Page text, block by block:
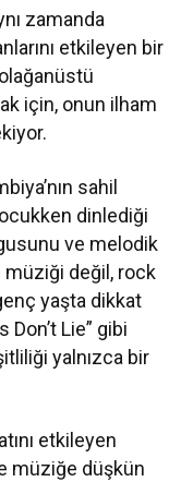
zamanda
etkileyen bir
için, onun ilham
sahil
dinlediği
ve melodik
müziği değil, rock
yaşta dikkat
Don’t Lie” gibi
yalnızca bir
etkileyen
müziğe düşkün